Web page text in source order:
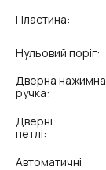
Пластина:
Нульовий поріг:
Дверна нажимна
ручка:
Дверні
петлі:
Автоматичні